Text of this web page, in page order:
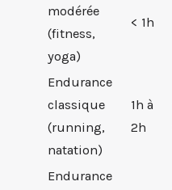
modérée
(fitness,
yoga)
< 1h
Endurance
classique
(running,
natation)
1h à
2h
Endurance